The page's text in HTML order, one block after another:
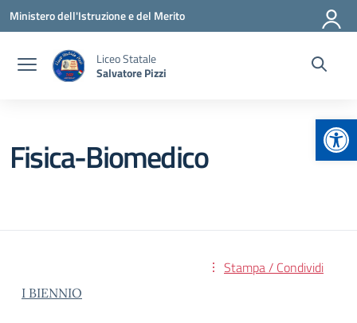
Vai ai contenuti
Vai al menu di navigazione
Vai al footer
Ministero dell'Istruzione e del Merito
Liceo Statale
Salvatore Pizzi
Fisica-Biomedico
Stampa / Condividi
I BIENNIO